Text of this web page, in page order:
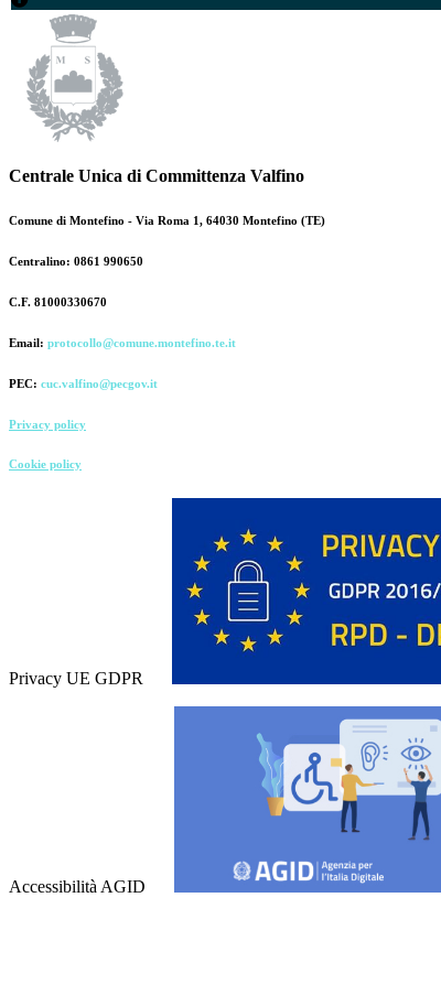
Centrale Unica di Committenza Valfino
Comune di Montefino - Via Roma 1, 64030 Montefino (TE)
Centralino: 0861 990650
C.F. 81000330670
Email: protocollo@comune.montefino.te.it
PEC: cuc.valfino@pecgov.it
Privacy policy
Cookie policy
Privacy UE GDPR
Accessibilità AGID